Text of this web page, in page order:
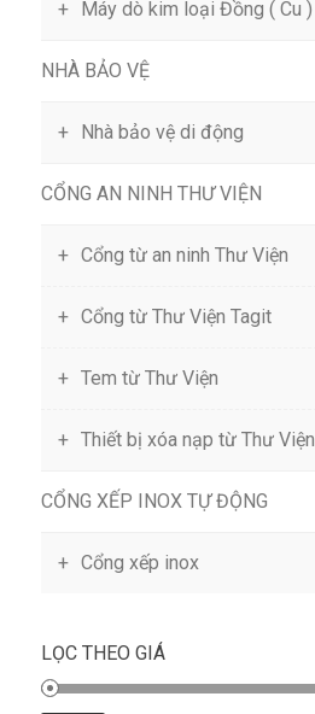
Máy dò kim loại Đồng ( Cu )
NHÀ BẢO VỆ
Nhà bảo vệ di động
CỔNG AN NINH THƯ VIỆN
Cổng từ an ninh Thư Viện
Cổng từ Thư Viện Tagit
Tem từ Thư Viện
Thiết bị xóa nạp từ Thư Viện
CỔNG XẾP INOX TỰ ĐỘNG
Cổng xếp inox
LỌC THEO GIÁ